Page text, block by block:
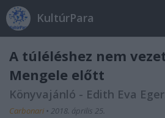
KultúrPara
A túléléshez nem
Mengele előtt
Könyvajánló - Edith Eva
Carbonari • 2018. április 25.